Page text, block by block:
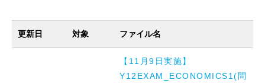
更新日 対象 ファイル名
【11月9日実施】
Y12EXAM_ECONOMICS1(問